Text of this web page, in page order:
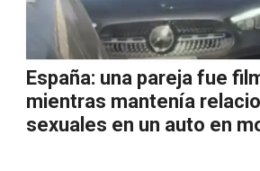
España: una pareja fue
mientras mantenía
sexuales en un auto en